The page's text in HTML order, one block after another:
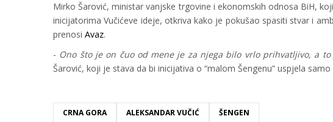
Mirko Šarović, ministar vanjske trgovine i ekonomskih odnosa BiH,
inicijatorima Vučićeve ideje, otkriva kako je pokušao spasiti stvar i
prenosi Avaz.
- Ono što je on čuo od mene je za njega bilo vrlo prihvatljivo, a
Šarović, koji je stava da bi inicijativa o “malom Šengenu” uspjela
CRNA GORA ALEKSANDAR VUČIĆ ŠENGEN